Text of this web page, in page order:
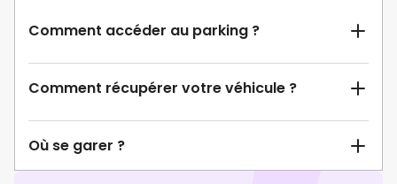
Comment accéder au parking ?
Comment récupérer votre véhicule ?
Où se garer ?